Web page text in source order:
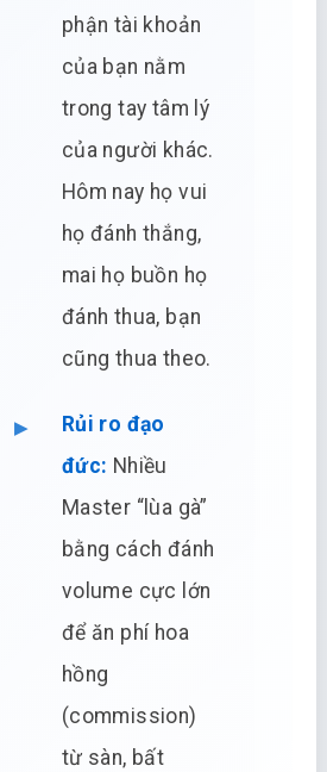
phận tài khoản
của bạn nằm
trong tay tâm lý
của người khác.
Hôm nay họ vui
họ đánh thắng,
mai họ buồn họ
đánh thua, bạn
cũng thua theo.
Rủi ro đạo
đức: Nhiều
Master “lùa gà”
bằng cách đánh
volume cực lớn
để ăn phí hoa
hồng
(commission)
từ sàn, bất